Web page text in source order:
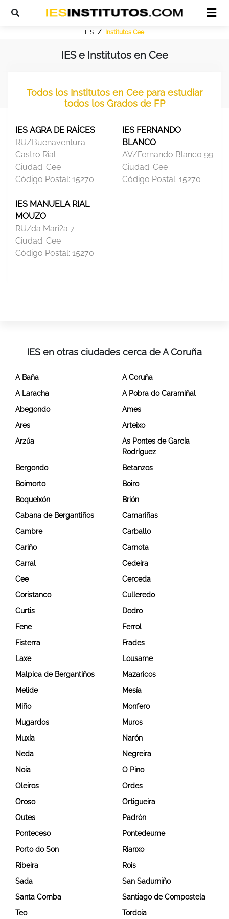
IES Institutos Cee
IES e Institutos en Cee
Todos los Institutos en Cee para estudiar
todos los Grados de FP
IES AGRA DE RAÍCES
RU/Buenaventura
Castro Rial
Ciudad: Cee
Código Postal: 15270
IES FERNANDO
BLANCO
AV/Fernando Blanco 99
Ciudad: Cee
Código Postal: 15270
IES MANUELA RIAL
MOUZO
RU/da Mari?a 7
Ciudad: Cee
Código Postal: 15270
IES en otras ciudades cerca de A Coruña
A Baña
A Coruña
A Laracha
A Pobra do Caramiñal
Abegondo
Ames
Ares
Arteixo
Arzúa
As Pontes de García
Rodríguez
Bergondo
Betanzos
Boimorto
Boiro
Boqueixón
Brión
Cabana de Bergantiños
Camariñas
Cambre
Carballo
Cariño
Carnota
Carral
Cedeira
Cee
Cerceda
Coristanco
Culleredo
Curtis
Dodro
Fene
Ferrol
Fisterra
Frades
Laxe
Lousame
Malpica de Bergantiños
Mazaricos
Melide
Mesía
Miño
Monfero
Mugardos
Muros
Muxía
Narón
Neda
Negreira
Noia
O Pino
Oleiros
Ordes
Oroso
Ortigueira
Outes
Padrón
Ponteceso
Pontedeume
Porto do Son
Rianxo
Ribeira
Rois
Sada
San Sadurniño
Santa Comba
Santiago de Compostela
Teo
Tordoia